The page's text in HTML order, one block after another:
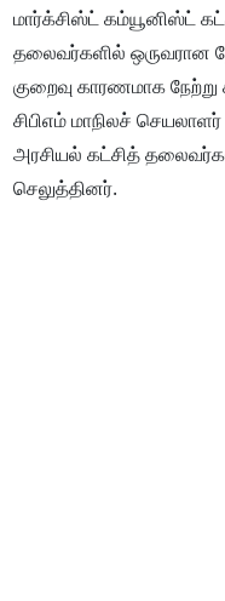
மார்க்சிஸ்ட் கம்யூனிஸ்ட்
தலைவர்களில் ஒருவரான
குறைவு காரணமாக
சிபிஎம் மாநிலச்
அரசியல் கட்சித்
செலுத்தினர்.